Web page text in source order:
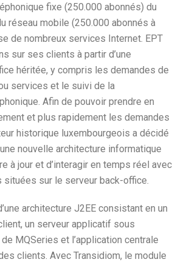
fixe (250.000 abonnés) du
réseau mobile (250.000 abonnés à
de nombreux services Internet. EPT
sur ses clients à partir d’une
héritée, y compris les demandes de
services et le suivi de la
Afin de pouvoir prendre en
et plus rapidement les demandes
historique luxembourgeois a décidé
nouvelle architecture informatique
à jour et d’interagir en temps réel avec
sur le serveur back-office.
architecture J2EE consistant en un
un serveur applicatif sous
MQSeries et l’application centrale
clients. Avec Transidiom, le module